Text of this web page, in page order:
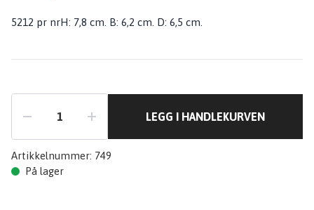
5212 pr nrH: 7,8 cm. B: 6,2 cm. D: 6,5 cm.
LEGG I HANDLEKURVEN
Artikkelnummer: 749
På lager